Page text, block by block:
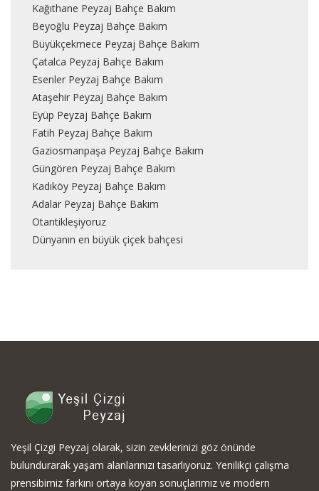
Kağıthane Peyzaj Bahçe Bakım
Beyoğlu Peyzaj Bahçe Bakım
Büyükçekmece Peyzaj Bahçe Bakım
Çatalca Peyzaj Bahçe Bakım
Esenler Peyzaj Bahçe Bakım
Ataşehir Peyzaj Bahçe Bakım
Eyüp Peyzaj Bahçe Bakım
Fatih Peyzaj Bahçe Bakım
Gaziosmanpaşa Peyzaj Bahçe Bakım
Güngören Peyzaj Bahçe Bakım
Kadıköy Peyzaj Bahçe Bakım
Adalar Peyzaj Bahçe Bakım
Otantikleşiyoruz
Dünyanın en büyük çiçek bahçesi
Yeşil Çizgi Peyzaj olarak, sizin zevklerinizi göz önünde
bulundurarak yaşam alanlarınızı tasarlıyoruz. Yenilikçi çalışma
prensibimiz farkını ortaya koyan sonuçlarımız ve modern